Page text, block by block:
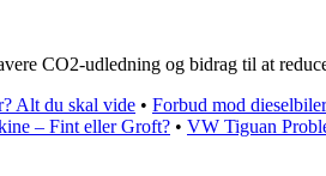
CO2-udledning og bidrag til at
Alt du skal vide • Forbud mod
– Fint eller Groft? • VW Tiguan